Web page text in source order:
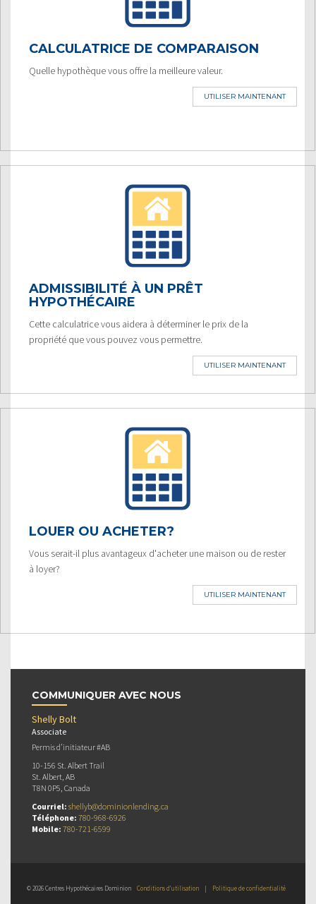
CALCULATRICE DE COMPARAISON
Quelle hypothèque vous offre la meilleure valeur.
UTILISER MAINTENANT
ADMISSIBILITÉ À UN PRÊT
HYPOTHÉCAIRE
Cette calculatrice vous aidera à déterminer le prix de la
propriété que vous pouvez vous permettre.
UTILISER MAINTENANT
LOUER OU ACHETER?
Vous serait-il plus avantageux d'acheter une maison ou de rester
à loyer?
UTILISER MAINTENANT
COMMUNIQUER AVEC NOUS
Shelly Bolt
Associate
Permis d’initiateur #AB
10-156 St. Albert Trail
St. Albert, AB
T8N 0P5, Canada
Courriel: shellyb@dominionlending.ca
Téléphone: 780-968-6926
Mobile: 780-721-6599
© 2026 Centres Hypothécaires Dominion Conditions d’utilisation | Politique de confidentialité